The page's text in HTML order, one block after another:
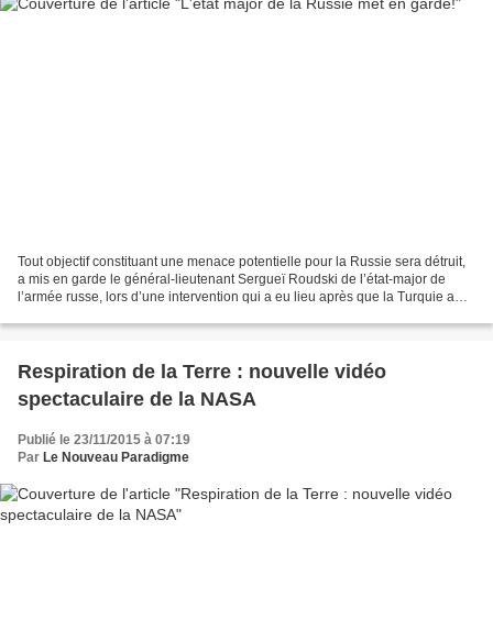
Tout objectif constituant une menace potentielle pour la Russie sera détruit,
a mis en garde le général-lieutenant Sergueï Roudski de l’état-major de
l’armée russe, lors d’une intervention qui a eu lieu après que la Turquie a
Respiration de la Terre : nouvelle vidéo
spectaculaire de la NASA
Publié le 23/11/2015 à 07:19
Par Le Nouveau Paradigme